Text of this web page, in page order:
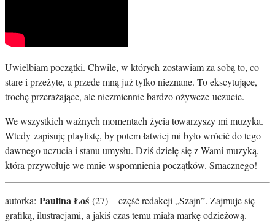
Uwielbiam początki. Chwile, w których zostawiam za sobą to, co
stare i przeżyte, a przede mną już tylko nieznane. To ekscytujące,
trochę przerażające, ale niezmiennie bardzo ożywcze uczucie.
We wszystkich ważnych momentach życia towarzyszy mi muzyka.
Wtedy zapisuję playlistę, by potem łatwiej mi było wrócić do tego
dawnego uczucia i stanu umysłu. Dziś dzielę się z Wami muzyką,
która przywołuje we mnie wspomnienia początków. Smacznego!
autorka: Paulina Łoś (27) – część redakcji „Szajn”. Zajmuje się
grafiką, ilustracjami, a jakiś czas temu miała markę odzieżową.